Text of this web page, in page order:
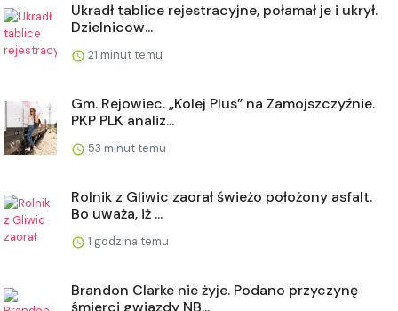
Ukradł tablice rejestracyjne, połamał je i ukrył.
Dzielnicow...
21 minut temu
Gm. Rejowiec. „Kolej Plus” na Zamojszczyźnie.
PKP PLK analiz...
53 minut temu
Rolnik z Gliwic zaorał świeżo położony asfalt.
Bo uważa, iż ...
1 godzina temu
Brandon Clarke nie żyje. Podano przyczynę
śmierci gwiazdy NB...